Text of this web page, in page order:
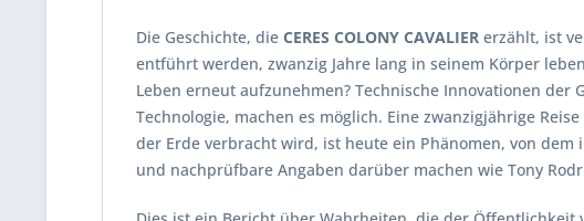
Die Geschichte, die CERES COLONY CAVALIER erzählt, ist
entführt werden, zwanzig Jahre lang in seinem Körper
Leben erneut aufzunehmen? Technische Innovationen
Technologie, machen es möglich. Eine zwanzigjährige
der Erde verbracht wird, ist heute ein Phänomen, von
und nachprüfbare Angaben darüber machen wie Tony